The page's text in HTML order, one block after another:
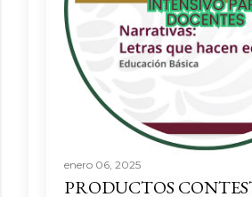
enero 06, 2025
PRODUCTOS